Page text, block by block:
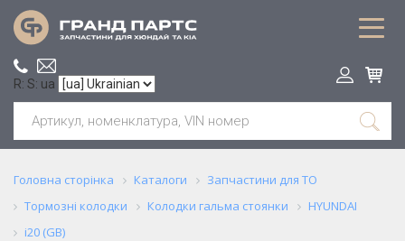
R: S: ua
Головна сторінка Каталоги
Запчастини для ТО
Тормозні колодки
Колодки гальма стоянки
HYUNDAI
i20 (GB)